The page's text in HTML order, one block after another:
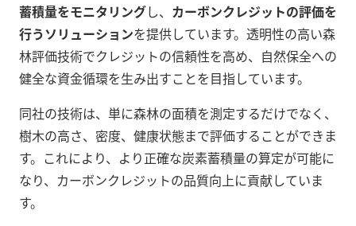
蓄積量をモニタリングし、 カーボンクレジットの評価を
行うソリューションを提供しています。透明性の高い森
林評価技術でクレジットの信頼性を高め、自然保全への
健全な資金循環を生み出すことを目指しています。
同社の技術は、単に森林の面積を測定するだけでなく、
樹木の高さ、密度、健康状態まで評価することができま
す。これにより、より正確な炭素蓄積量の算定が可能に
なり、カーボンクレジットの品質向上に貢献していま
す。